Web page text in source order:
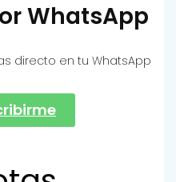
WhatsApp
directo en tu WhatsApp